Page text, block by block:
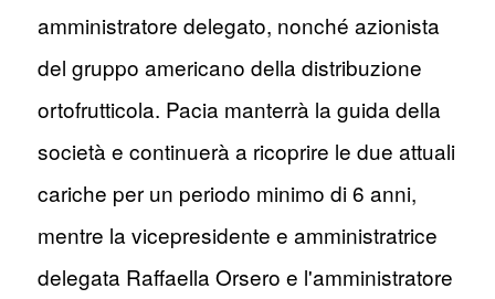
amministratore delegato, nonché azionista
del gruppo americano della distribuzione
ortofrutticola. Pacia manterrà la guida della
società e continuerà a ricoprire le due attuali
cariche per un periodo minimo di 6 anni,
mentre la vicepresidente e amministratrice
delegata Raffaella Orsero e l'amministratore